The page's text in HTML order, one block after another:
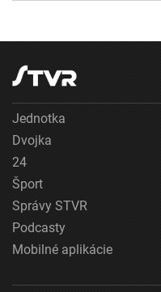
Jednotka
Dvojka
24
Šport
Správy STVR
Podcasty
Mobilné aplikácie